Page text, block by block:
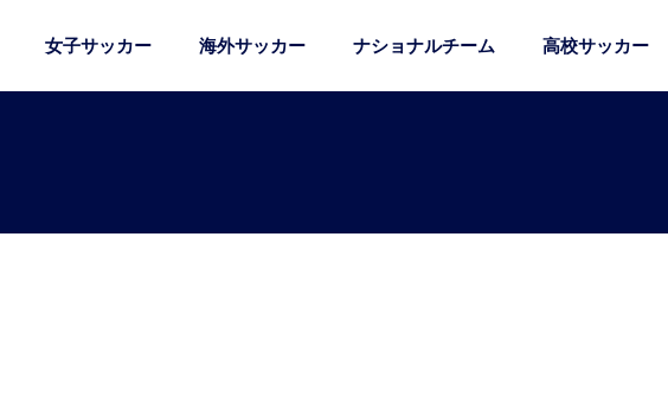
女子サッカー 海外サッカー ナショナルチーム 高校サッカー